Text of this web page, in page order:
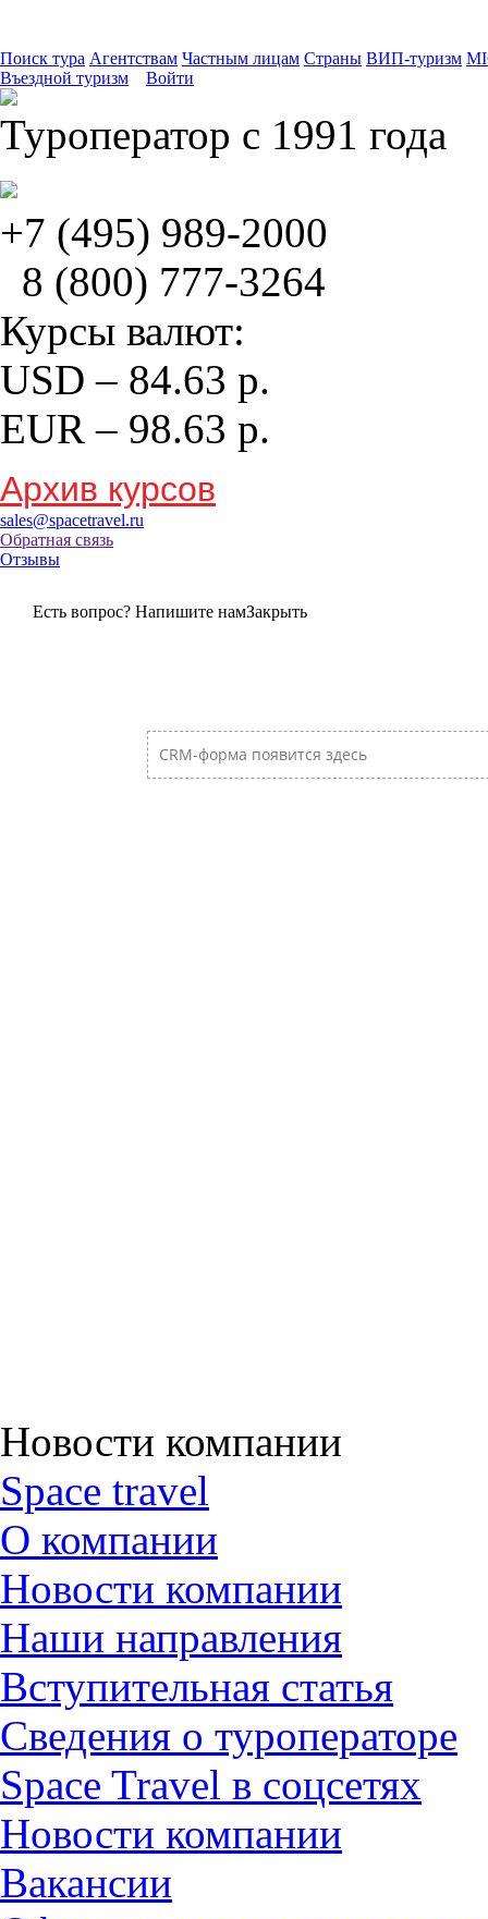
Поиск тура Агентствам Частным лицам Страны ВИП-туризм
Въездной туризм
Войти
Туроператор с 1991 года
+7 (495) 989-2000
8 (800) 777-3264
Курсы валют:
USD – 84.63 р.
EUR – 98.63 р.
Архив курсов
sales@spacetravel.ru
Обратная связь
Отзывы
Есть вопрос? Напишите намЗакрыть
Новости компании
Space travel
О компании
Новости компании
Наши направления
Вступительная статья
Сведения о туроператоре
Space Travel в соцсетях
Новости компании
Вакансии